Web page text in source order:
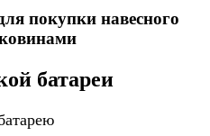
покупки навесного
батареи